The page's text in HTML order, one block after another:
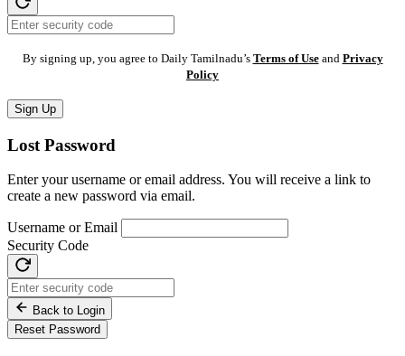
By signing up, you agree to Daily Tamilnadu’s Terms of Useand Privacy
Policy
Sign Up
Lost Password
Enter your username or email address. You will receive a link to
create a new password via email.
Username or Email
Security Code
Back to Login
Reset Password